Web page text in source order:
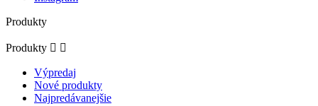
Produkty
Produkty  
Výpredaj
Nové produkty
Najpredávanejšie